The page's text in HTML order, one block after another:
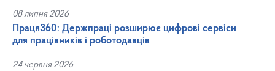
08 липня 2026
Праця360: Держпраці розширює цифрові сервіси
для працівників і роботодавців
24 червня 2026